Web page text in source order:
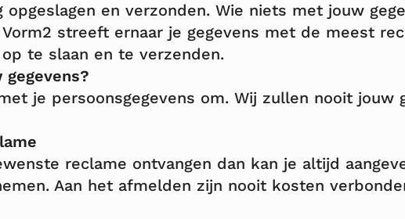
opgeslagen en verzonden. Wie niets met jouw
streeft ernaar je gegevens met de meest
te slaan en te verzenden.
je persoonsgegevens om. Wij zullen nooit jouw
reclame ontvangen dan kan je altijd
Aan het afmelden zijn nooit kosten